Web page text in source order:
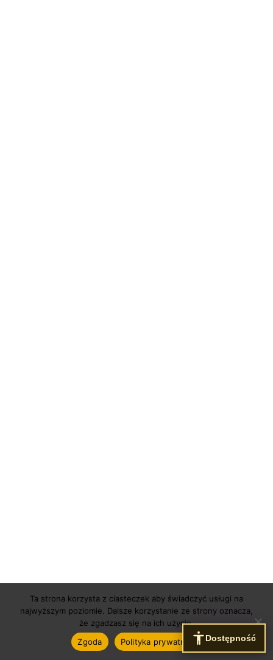
Dostępność
Ta strona korzysta z ciasteczek aby świadczyć usługi na
najwyższym poziomie. Dalsze korzystanie ze strony oznacza,
że zgadzasz się na ich użycie.
Zgoda
Polityka prywatności